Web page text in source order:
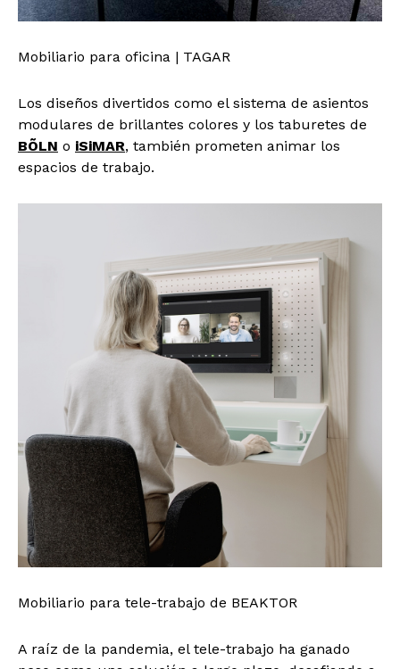
Mobiliario para oficina | TAGAR
Los diseños divertidos como el sistema de asientos
modulares de brillantes colores y los taburetes de
BÕLN o iSiMAR, también prometen animar los
espacios de trabajo.
Mobiliario para tele-trabajo de BEAKTOR
A raíz de la pandemia, el tele-trabajo ha ganado